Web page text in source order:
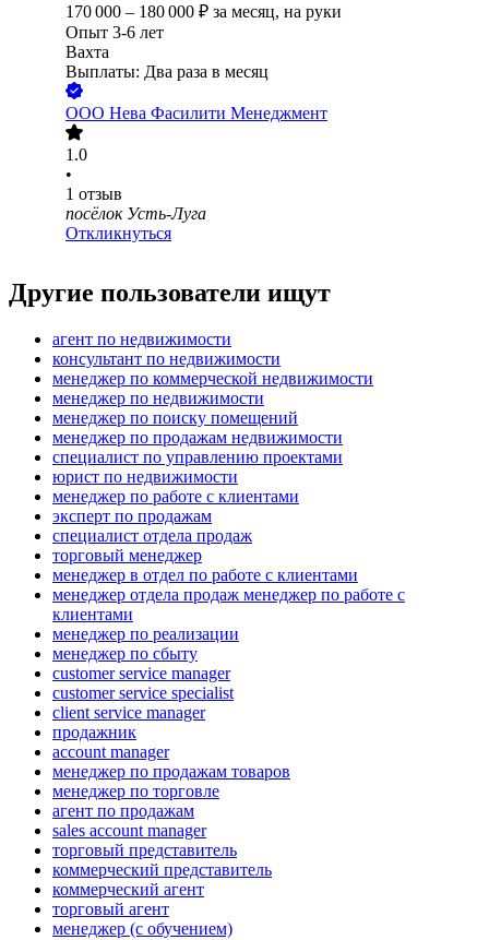
170 000 – 180 000 ₽ за месяц, на руки
Опыт 3-6 лет
Вахта
Выплаты: Два раза в месяц
ООО Нева Фасилити Менеджмент
1.0
•
1 отзыв
посёлок Усть-Луга
Откликнуться
Другие пользователи ищут
агент по недвижимости
консультант по недвижимости
менеджер по коммерческой недвижимости
менеджер по недвижимости
менеджер по поиску помещений
менеджер по продажам недвижимости
специалист по управлению проектами
юрист по недвижимости
менеджер по работе с клиентами
эксперт по продажам
специалист отдела продаж
торговый менеджер
менеджер в отдел по работе с клиентами
менеджер отдела продаж менеджер по работе с
клиентами
менеджер по реализации
менеджер по сбыту
customer service manager
customer service specialist
client service manager
продажник
account manager
менеджер по продажам товаров
менеджер по торговле
агент по продажам
sales account manager
торговый представитель
коммерческий представитель
коммерческий агент
торговый агент
менеджер (с обучением)